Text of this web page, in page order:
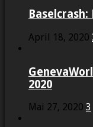
April 18, 2020
2020
Mai 27, 2020 3